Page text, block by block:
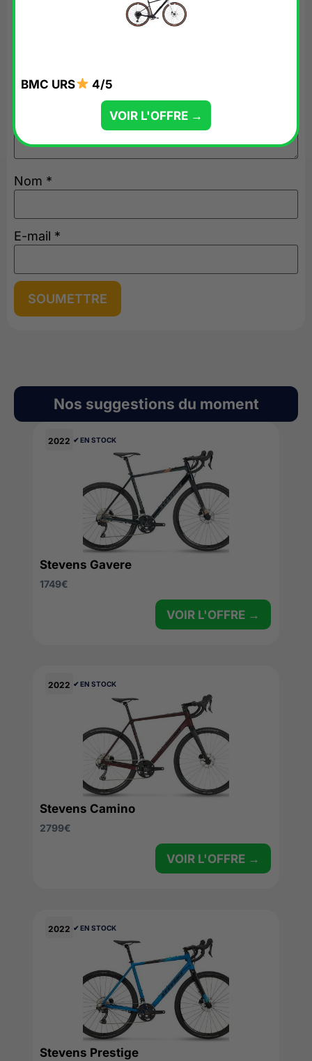
Soyez le premier à laisser votre avis sur “BMC
Nom *
E-mail *
Nos suggestions du moment
2022 ✔︎ EN STOCK
Stevens Gavere
1749€
VOIR L'OFFRE →
2022 ✔︎ EN STOCK
Stevens Camino
2799€
VOIR L'OFFRE →
2022 ✔︎ EN STOCK
Stevens Prestige
BMC URS 4/5
VOIR L'OFFRE →